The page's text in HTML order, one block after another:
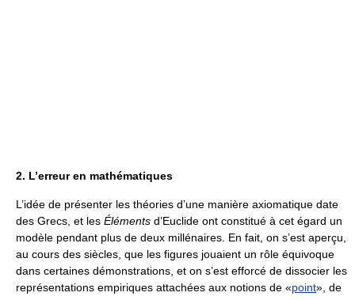
2. L’erreur en mathématiques
L’idée de présenter les théories d’une manière axiomatique date
des Grecs, et les Éléments d’Euclide ont constitué à cet égard un
modèle pendant plus de deux millénaires. En fait, on s’est aperçu,
au cours des siècles, que les figures jouaient un rôle équivoque
dans certaines démonstrations, et on s’est efforcé de dissocier les
représentations empiriques attachées aux notions de «point», de